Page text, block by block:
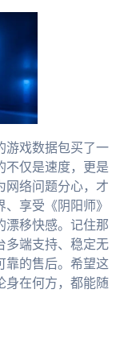
游戏数据包买了一
不仅是速度，更是
网络问题分心，才
享受《阴阳师》
漂移快感。记住那
多端支持、稳定无
靠的售后。希望这
身在何方，都能随